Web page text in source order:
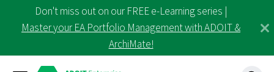
Don't miss out on our FREE e-Learning series |
Master your EA Portfolio Management with ADOIT &
ArchiMate!